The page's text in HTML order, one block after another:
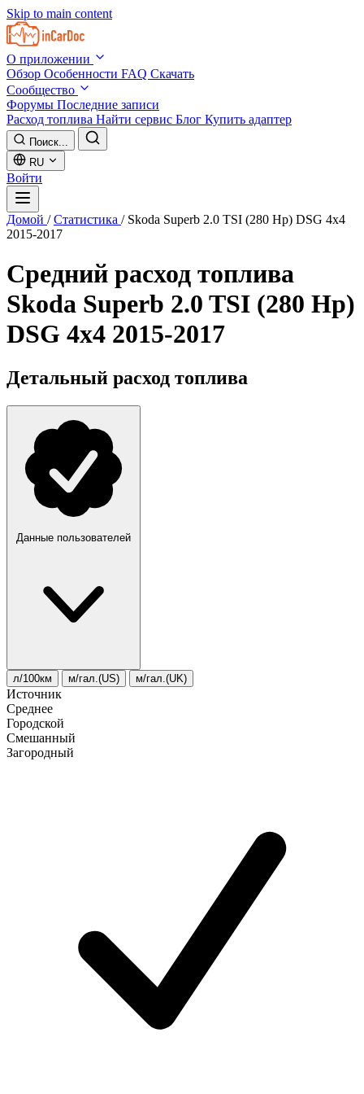
Skip to main content
О приложении
Обзор Особенности FAQ Скачать
Сообщество
Форумы Последние записи
Расход топлива Найти сервис Блог Купить адаптер
Поиск...
RU
Войти
Домой / Статистика / Skoda Superb 2.0 TSI (280 Hp) DSG 4x4
2015-2017
Средний расход топлива
Skoda Superb 2.0 TSI (280 Hp)
DSG 4x4 2015-2017
Детальный расход топлива
Данные пользователей
л/100км м/гал.(US) м/гал.(UK)
Источник
Среднее
Городской
Смешанный
Загородный